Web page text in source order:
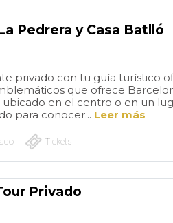
Pedrera y Casa Batlló
privado con tu guía turístico
que ofrece
en el centro o en un
para conocer... Leer más
Tickets
Privado